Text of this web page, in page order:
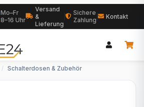
Mo–Fr
8–16 Uhr
Versand
&
Lieferung
Sichere
Zahlung
Kontakt
Schalterdosen & Zubehör